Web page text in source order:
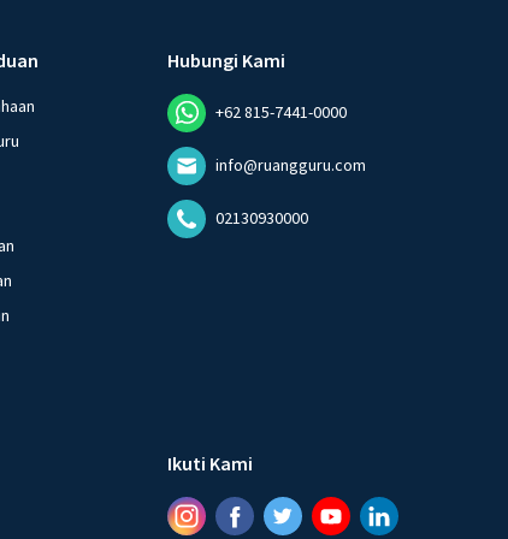
Hubungi Kami
+62 815-7441-0000
info@ruangguru.com
02130930000
Ikuti Kami